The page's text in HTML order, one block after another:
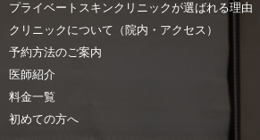
プライベートスキンクリニックが選ばれる理由
クリニックについて（院内・アクセス）
予約方法のご案内
医師紹介
料金一覧
初めての方へ